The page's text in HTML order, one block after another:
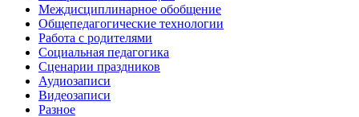
Междисциплинарное обобщение
Общепедагогические технологии
Работа с родителями
Социальная педагогика
Сценарии праздников
Аудиозаписи
Видеозаписи
Разное